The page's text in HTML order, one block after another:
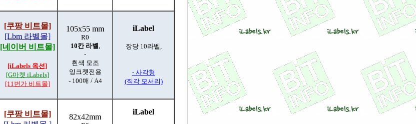
[쿠팡 비트몰]
[Lbm 라벨몰]
[네이버 비트몰]
[iLabels 옥션]
[G마켓 iLabels]
[11번가 비트몰]
105x55 mm
R0
10칸 라벨
-
흰색 모조
잉크젯전용
- 100매 / A4
iLabel
장당 10라벨,
- 사각형
(직각 모서리)
[쿠팡 비트몰]
82x42mm
iLabel